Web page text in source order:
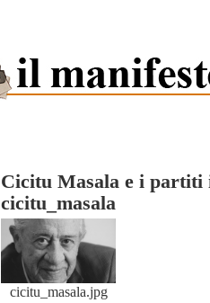
Cicitu Masala e i partiti
cicitu_masala
cicitu_masala.jpg